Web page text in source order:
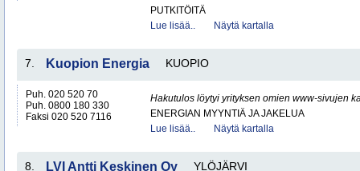
PUTKITÖITÄ
Lue lisää..
Näytä kartalla
7. Kuopion Energia KUOPIO
Puh. 020 520 70
Puh. 0800 180 330
Faksi 020 520 7116
Hakutulos löytyi yrityksen omien www-sivujen
ENERGIAN MYYNTIÄ JA JAKELUA
Lue lisää..
Näytä kartalla
8. LVI Antti Keskinen Oy YLÖJÄRVI